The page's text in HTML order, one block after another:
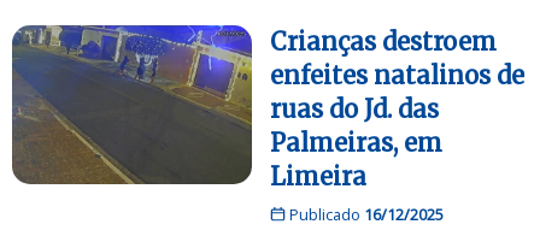
Crianças destroem
enfeites natalinos de
ruas do Jd. das
Palmeiras, em
Limeira
Publicado 16/12/2025